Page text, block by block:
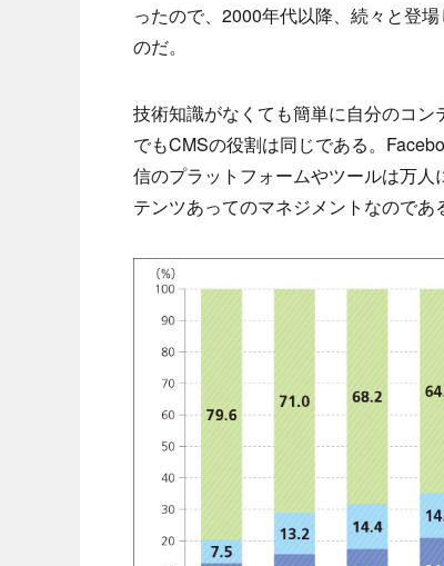
ったので、2000年代以降、続々と登
のだ。
技術知識がなくても簡単に自分のコ
でもCMSの役割は同じである。
信のプラットフォームやツールは万
テンツあってのマネジメントなのであ